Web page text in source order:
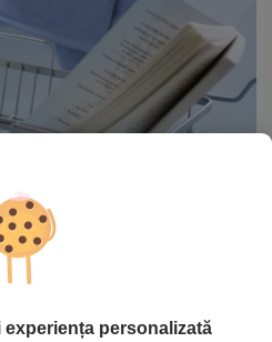
fină, radiantă, gata să absoarbă
personalizată